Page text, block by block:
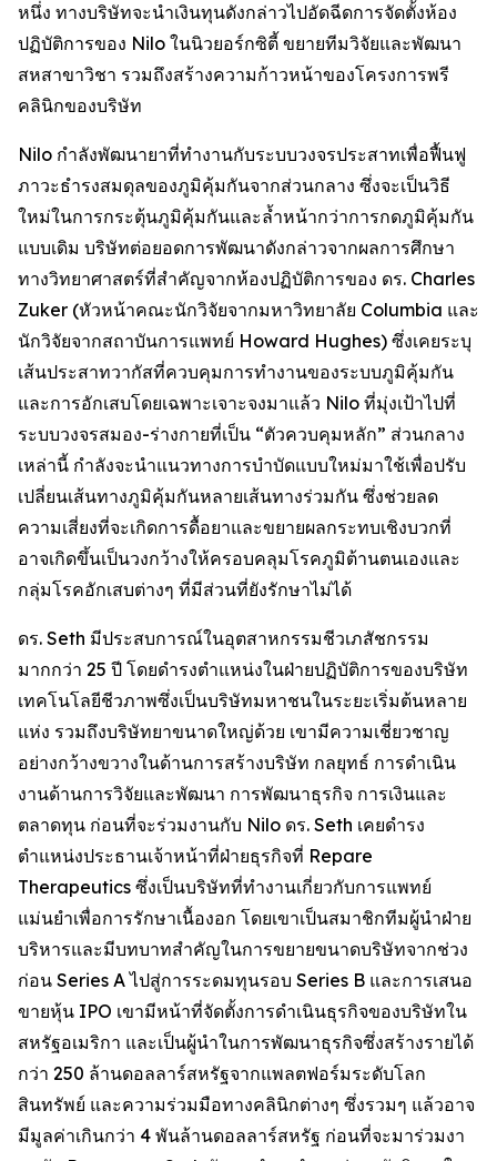
หนึ่ง ทางบริษัทจะนำเงินทุนดังกล่าวไปอัดฉีดการจัดตั้งห้อง
ปฏิบัติการของ Nilo ในนิวยอร์กซิตี้ ขยายทีมวิจัยและพัฒนา
สหสาขาวิชา รวมถึงสร้างความก้าวหน้าของโครงการพรี
คลินิกของบริษัท
Nilo กำลังพัฒนายาที่ทำงานกับระบบวงจรประสาทเพื่อฟื้นฟู
ภาวะธำรงสมดุลของภูมิคุ้มกันจากส่วนกลาง ซึ่งจะเป็นวิธี
ใหม่ในการกระตุ้นภูมิคุ้มกันและล้ำหน้ากว่าการกดภูมิคุ้มกัน
แบบเดิม บริษัทต่อยอดการพัฒนาดังกล่าวจากผลการศึกษา
ทางวิทยาศาสตร์ที่สำคัญจากห้องปฏิบัติการของ ดร. Charles
Zuker (หัวหน้าคณะนักวิจัยจากมหาวิทยาลัย Columbia และ
นักวิจัยจากสถาบันการแพทย์ Howard Hughes) ซึ่งเคยระบุ
เส้นประสาทวากัสที่ควบคุมการทำงานของระบบภูมิคุ้มกัน
และการอักเสบโดยเฉพาะเจาะจงมาแล้ว Nilo ที่มุ่งเป้าไปที่
ระบบวงจรสมอง-ร่างกายที่เป็น “ตัวควบคุมหลัก” ส่วนกลาง
เหล่านี้ กำลังจะนำแนวทางการบำบัดแบบใหม่มาใช้เพื่อปรับ
เปลี่ยนเส้นทางภูมิคุ้มกันหลายเส้นทางร่วมกัน ซึ่งช่วยลด
ความเสี่ยงที่จะเกิดการดื้อยาและขยายผลกระทบเชิงบวกที่
อาจเกิดขึ้นเป็นวงกว้างให้ครอบคลุมโรคภูมิต้านตนเองและ
กลุ่มโรคอักเสบต่างๆ ที่มีส่วนที่ยังรักษาไม่ได้
ดร. Seth มีประสบการณ์ในอุตสาหกรรมชีวเภสัชกรรม
มากกว่า 25 ปี โดยดำรงตำแหน่งในฝ่ายปฏิบัติการของบริษัท
เทคโนโลยีชีวภาพซึ่งเป็นบริษัทมหาชนในระยะเริ่มต้นหลาย
แห่ง รวมถึงบริษัทยาขนาดใหญ่ด้วย เขามีความเชี่ยวชาญ
อย่างกว้างขวางในด้านการสร้างบริษัท กลยุทธ์ การดำเนิน
งานด้านการวิจัยและพัฒนา การพัฒนาธุรกิจ การเงินและ
ตลาดทุน ก่อนที่จะร่วมงานกับ Nilo ดร. Seth เคยดำรง
ตำแหน่งประธานเจ้าหน้าที่ฝ่ายธุรกิจที่ Repare
Therapeutics ซึ่งเป็นบริษัทที่ทำงานเกี่ยวกับการแพทย์
แม่นยำเพื่อการรักษาเนื้องอก โดยเขาเป็นสมาชิกทีมผู้นำฝ่าย
บริหารและมีบทบาทสำคัญในการขยายขนาดบริษัทจากช่วง
ก่อน Series A ไปสู่การระดมทุนรอบ Series B และการเสนอ
ขายหุ้น IPO เขามีหน้าที่จัดตั้งการดำเนินธุรกิจของบริษัทใน
สหรัฐอเมริกา และเป็นผู้นำในการพัฒนาธุรกิจซึ่งสร้างรายได้
กว่า 250 ล้านดอลลาร์สหรัฐจากแพลตฟอร์มระดับโลก
สินทรัพย์ และความร่วมมือทางคลินิกต่างๆ ซึ่งรวมๆ แล้วอาจ
มีมูลค่าเกินกว่า 4 พันล้านดอลลาร์สหรัฐ ก่อนที่จะมาร่วมงา